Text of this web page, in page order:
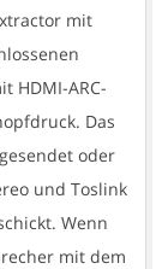
mit
HDMI-ARC-
Das
oder
und Toslink
Wenn
mit dem